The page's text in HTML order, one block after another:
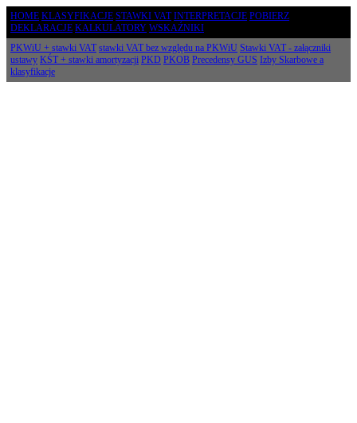
HOME KLASYFIKACJE STAWKI VAT INTERPRETACJE POBIERZ
DEKLARACJE KALKULATORY WSKAŹNIKI
PKWiU + stawki VAT stawki VAT bez względu na PKWiU Stawki VAT - załączniki
ustawy KŚT + stawki amortyzacji PKD PKOB Precedensy GUS Izby Skarbowe a
klasyfikacje